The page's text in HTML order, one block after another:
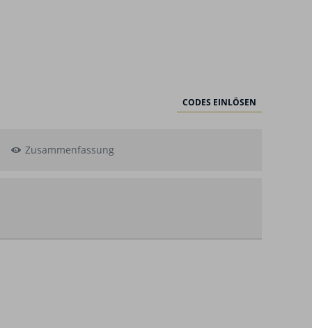
CODES EINLÖSEN
Zusammenfassung